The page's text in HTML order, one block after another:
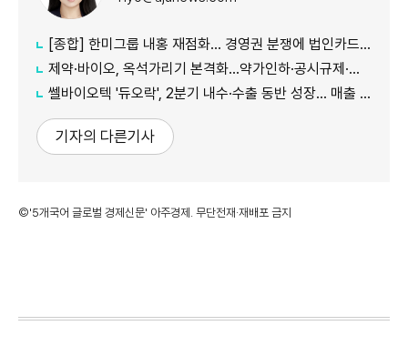
[종합] 한미그룹 내홍 재점화… 경영권 분쟁에 법인카드 의혹까지 '악재 지속'
제약·바이오, 옥석가리기 본격화…약가인하·공시규제·투자위축까지 '삼중고'
쎌바이오텍 '듀오락', 2분기 내수·수출 동반 성장… 매출 158억원
기자의 다른기사
©'5개국어 글로벌 경제신문' 아주경제. 무단전재·재배포 금지